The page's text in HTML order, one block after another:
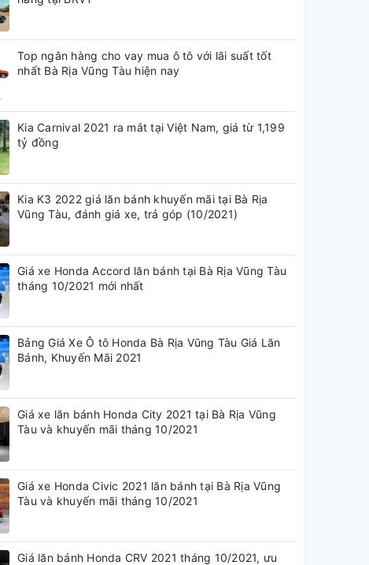
Top ngân hàng cho vay mua ô tô với lãi suất tốt
nhất Bà Rịa Vũng Tàu hiện nay
Kia Carnival 2021 ra mắt tại Việt Nam, giá từ 1,199
tỷ đồng
Kia K3 2022 giá lăn bánh khuyến mãi tại Bà Rịa
Vũng Tàu, đánh giá xe, trả góp (10/2021)
Giá xe Honda Accord lăn bánh tại Bà Rịa Vũng Tàu
tháng 10/2021 mới nhất
Bảng Giá Xe Ô tô Honda Bà Rịa Vũng Tàu Giá Lăn
Bánh, Khuyến Mãi 2021
Giá xe lăn bánh Honda City 2021 tại Bà Rịa Vũng
Tàu và khuyến mãi tháng 10/2021
Giá xe Honda Civic 2021 lăn bánh tại Bà Rịa Vũng
Tàu và khuyến mãi tháng 10/2021
Giá lăn bánh Honda CRV 2021 tháng 10/2021, ưu